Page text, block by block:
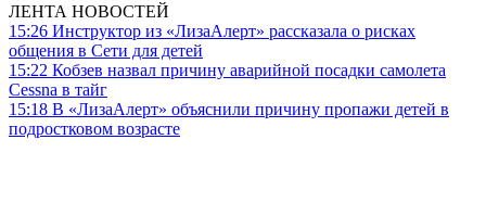
ЛЕНТА НОВОСТЕЙ
15:26 Инструктор из «ЛизаАлерт» рассказала о рисках
общения в Сети для детей
15:22 Кобзев назвал причину аварийной посадки самолета
Cessna в тайг
15:18 В «ЛизаАлерт» объяснили причину пропажи детей в
подростковом возрасте